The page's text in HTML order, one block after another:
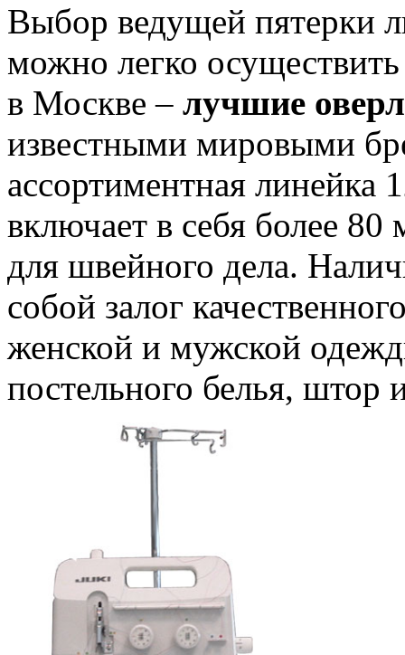
Выбор ведущей пятерки
можно легко
в Москве – лучшие
известными мировыми
ассортиментная линейка
включает в себя более
для швейного дела.
собой залог
женской и мужской
постельного белья, штор